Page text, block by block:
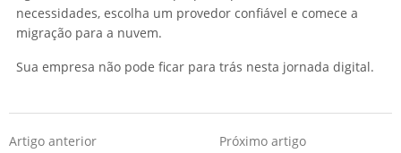
necessidades, escolha um provedor confiável e comece a
migração para a nuvem.
Sua empresa não pode ficar para trás nesta jornada digital.
Artigo anterior Próximo artigo